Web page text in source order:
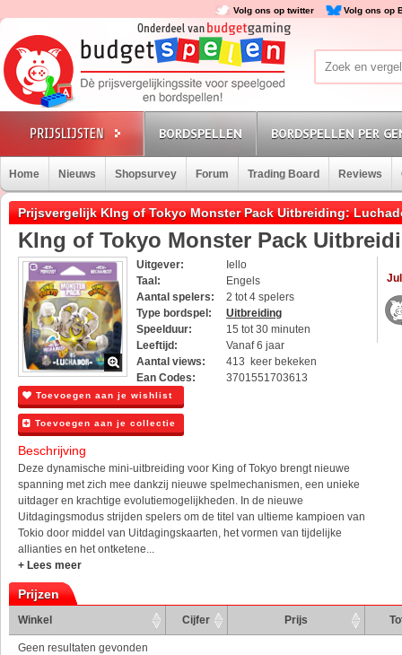
Volg ons op twitter Volg ons op
BORDSPELLEN BORDSPELLEN PER
Home Nieuws Shopsurvey Forum Trading Board Reviews
Prijsvergelijk KIng of Tokyo Monster Pack Uitbreiding:
KIng of Tokyo Monster Pack
Uitgever:
Iello
Taal:
Engels
Aantal spelers:
2 tot 4 spelers
Type bordspel:
Uitbreiding
Speelduur:
15 tot 30 minuten
Leeftijd:
Vanaf 6 jaar
Aantal views:
413 keer bekeken
Ean Codes:
3701551703613
Toevoegen aan je wishlist
Toevoegen aan je collectie
Beschrijving
Deze dynamische mini-uitbreiding voor King of Tokyo brengt nieuwe
spanning met zich mee dankzij nieuwe spelmechanismen, een unieke
uitdager en krachtige evolutiemogelijkheden. In de nieuwe
Uitdagingsmodus strijden spelers om de titel van ultieme kampioen van
Tokio door middel van Uitdagingskaarten, het vormen van tijdelijke
allianties en het ontketene...
+ Lees meer
Prijzen
Winkel Cijfer Prijs
Geen resultaten gevonden